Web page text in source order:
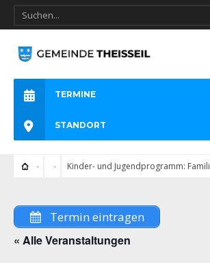
TERMINE
STANDORT
Kinder- und Jugendprogramm:
Termin eintragen
« Alle Veranstaltungen